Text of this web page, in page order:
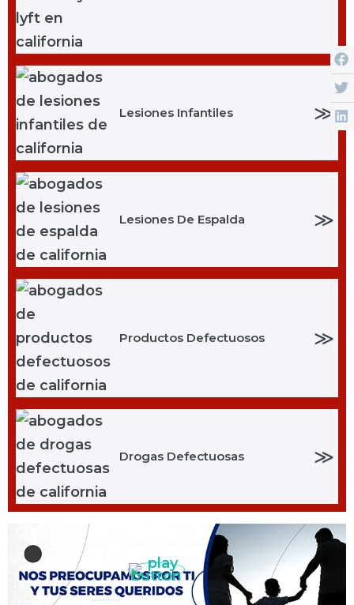
Lesiones Infantiles ≫
Lesiones De Espalda ≫
Productos Defectuosos ≫
Drogas Defectuosas ≫